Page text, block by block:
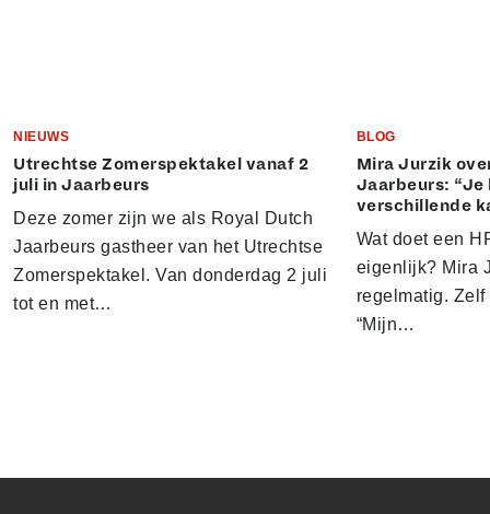
NIEUWS
Utrechtse Zomerspektakel vanaf 2
juli in Jaarbeurs
Deze zomer zijn we als Royal Dutch
Jaarbeurs gastheer van het Utrechtse
Zomerspektakel. Van donderdag 2 juli
tot en met…
BLOG
Mira Jurzik
Jaarbeurs: “Je
verschillende
Wat doet een
eigenlijk? Mira
regelmatig.
“Mijn…